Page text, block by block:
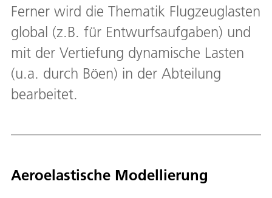
Ferner wird die Thematik Flugzeuglasten
global (z.B. für Entwurfsaufgaben) und
mit der Vertiefung dynamische Lasten
(u.a. durch Böen) in der Abteilung
bearbeitet.
Aeroelastische Modellierung